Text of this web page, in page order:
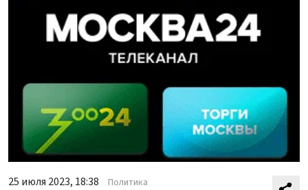
25 июля 2023, 18:38 Политика